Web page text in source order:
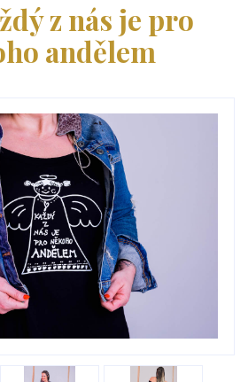
z nás je pro
andělem